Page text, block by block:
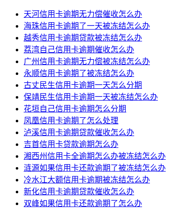
天河信用卡逾期无力偿催收怎么办
海珠信用卡逾期了一天被冻结怎么办
越秀信用卡逾期贷款被冻结怎么办
荔湾自己信用卡逾期催收怎么办
广州信用卡逾期无力偿被冻结怎么办
永顺信用卡逾期了被冻结怎么办
古丈民生信用卡逾期一天怎么分期
保靖民生信用卡逾期一天被冻结怎么办
花垣自己信用卡逾期怎么分期
凤凰信用卡逾期了怎么处理
泸溪信用卡逾期贷款催收怎么办
吉首信用卡贷款逾期怎么办
湘西州信用卡全逾期怎么办被冻结怎么办
涟源如果信用卡还款逾期了被冻结怎么办
冷水江大额信用卡逾期被冻结怎么办
新化信用卡逾期贷款催收怎么办
双峰如果信用卡还款逾期了怎么办